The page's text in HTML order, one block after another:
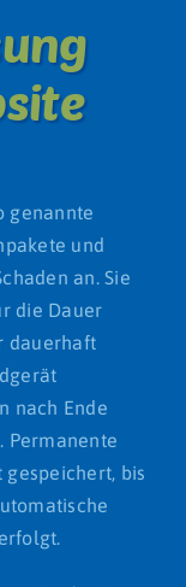
genannte
und
an. Sie
die Dauer
dauerhaft
nach Ende
Permanente
bis